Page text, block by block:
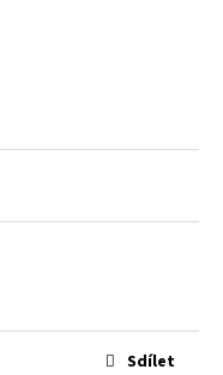
Sdílet